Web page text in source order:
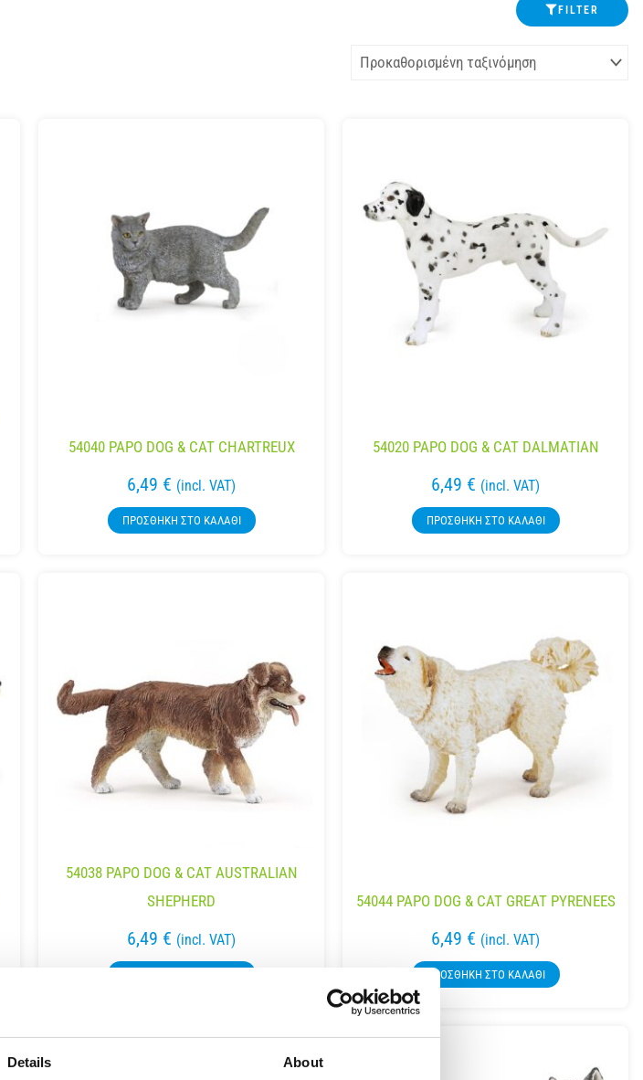
Details About
FILTER
54040 PAPO DOG & CAT CHARTREUX
6,49 € (incl. VAT)
ΠΡΟΣΘΉΚΗ ΣΤΟ ΚΑΛΆΘΙ
54020 PAPO DOG & CAT DALMATIAN
6,49 € (incl. VAT)
ΠΡΟΣΘΉΚΗ ΣΤΟ ΚΑΛΆΘΙ
54038 PAPO DOG & CAT AUSTRALIAN
SHEPHERD
6,49 € (incl. VAT)
54044 PAPO DOG & CAT GREAT PYRENEES
6,49 € (incl. VAT)
ΠΡΟΣΘΉΚΗ ΣΤΟ ΚΑΛΆΘΙ